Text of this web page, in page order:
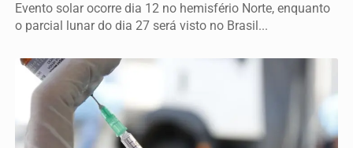
Evento solar ocorre dia 12 no hemisfério Norte, enquanto
o parcial lunar do dia 27 será visto no Brasil...